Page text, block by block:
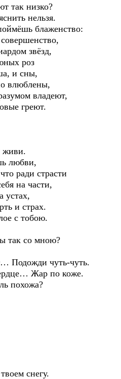
так низко?
нельзя.
блаженство:
звёзд,
роз
и сны,
влюблены,
владеют,
греют.
живи.
любви,
ради страсти
на части,
устах,
и страх.
с тобою.
так со мною?
Подожди чуть-чуть.
Жар по коже.
похожа?
снегу.